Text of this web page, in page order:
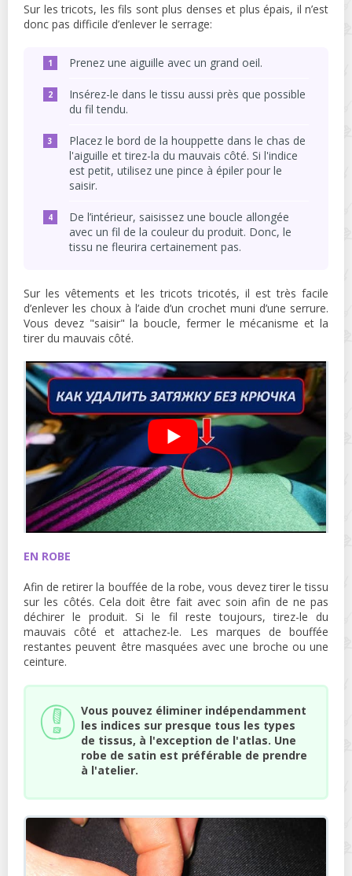
Sur les tricots, les fils sont plus denses et plus épais, il n’est
donc pas difficile d’enlever le serrage:
Prenez une aiguille avec un grand oeil.
Insérez-le dans le tissu aussi près que possible
du fil tendu.
Placez le bord de la houppette dans le chas de
l'aiguille et tirez-la du mauvais côté. Si l'indice
est petit, utilisez une pince à épiler pour le
saisir.
De l’intérieur, saisissez une boucle allongée
avec un fil de la couleur du produit. Donc, le
tissu ne fleurira certainement pas.
Sur les vêtements et les tricots tricotés, il est très facile
d’enlever les choux à l’aide d’un crochet muni d’une serrure.
Vous devez "saisir" la boucle, fermer le mécanisme et la
tirer du mauvais côté.
EN ROBE
Afin de retirer la bouffée de la robe, vous devez tirer le tissu
sur les côtés. Cela doit être fait avec soin afin de ne pas
déchirer le produit. Si le fil reste toujours, tirez-le du
mauvais côté et attachez-le. Les marques de bouffée
restantes peuvent être masquées avec une broche ou une
ceinture.
Vous pouvez éliminer indépendamment
les indices sur presque tous les types
de tissus, à l'exception de l'atlas. Une
robe de satin est préférable de prendre
à l'atelier.